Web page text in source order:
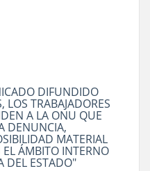
DIFUNDIDO
LOS TRABAJADORES
A LA ONU QUE
DENUNCIA,
MATERIAL
EL ÁMBITO INTERNO
DEL ESTADO"